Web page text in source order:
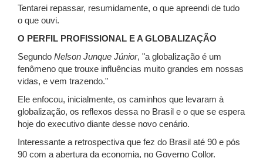
Tentarei repassar, resumidamente, o que apreendi de tudo
o que ouvi.
O PERFIL PROFISSIONAL E A GLOBALIZAÇÃO
Segundo Nelson Junque Júnior, "a globalização é um
fenômeno que trouxe influências muito grandes em nossas
vidas, e vem trazendo."
Ele enfocou, inicialmente, os caminhos que levaram à
globalização, os reflexos dessa no Brasil e o que se espera
hoje do executivo diante desse novo cenário.
Interessante a retrospectiva que fez do Brasil até 90 e pós
90 com a abertura da economia, no Governo Collor.